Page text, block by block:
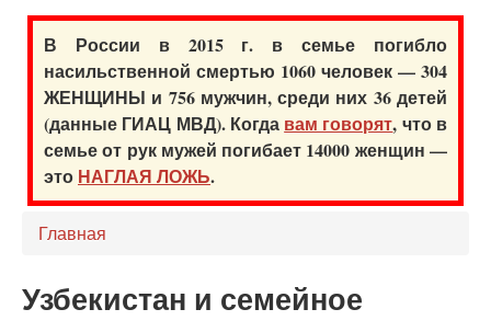
В России в 2015 г. в семье погибло
насильственной смертью 1060 человек — 304
ЖЕНЩИНЫ и 756 мужчин, среди них 36 детей
(данные ГИАЦ МВД). Когда вам говорят, что в
семье от рук мужей погибает 14000 женщин —
это НАГЛАЯ ЛОЖЬ.
Главная
Узбекистан и семейное